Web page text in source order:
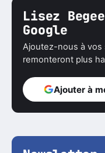
Lisez
Google
Ajoutez-nous à vos
remonteront plus
Ajouter à